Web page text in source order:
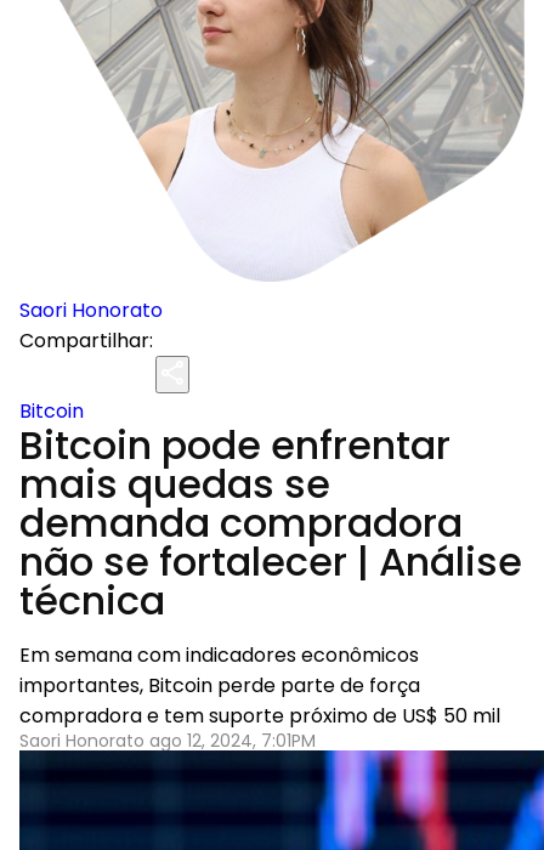
Saori Honorato
Compartilhar:
Bitcoin
Bitcoin pode enfrentar
mais quedas se
demanda compradora
não se fortalecer | Análise
técnica
Em semana com indicadores econômicos
importantes, Bitcoin perde parte de força
compradora e tem suporte próximo de US$ 50 mil
Saori Honorato ago 12, 2024, 7:01PM